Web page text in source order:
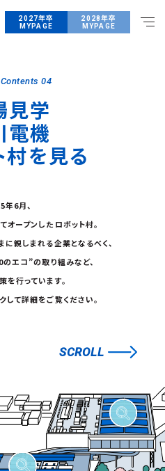
2027年卒
MYPAGE
2028年卒
MYPAGE
04
見学
電機
村を見る
年6月、
ープンしたロボット村。
に親しまれる企業となるべく、
エコ”の取り組みなど、
を行っています。
して詳細をご覧ください。
SCROLL